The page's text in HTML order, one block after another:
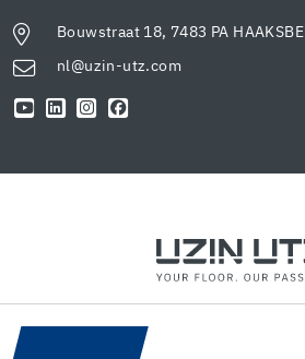
Bouwstraat 18, 7483 PA
nl@uzin-utz.com